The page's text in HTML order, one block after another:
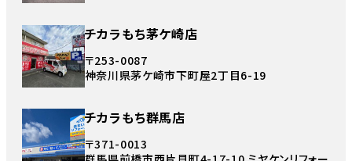
チカラもち茅ケ崎店
〒253-0087
神奈川県茅ケ崎市下町屋2丁目6-19
チカラもち群馬店
〒371-0013